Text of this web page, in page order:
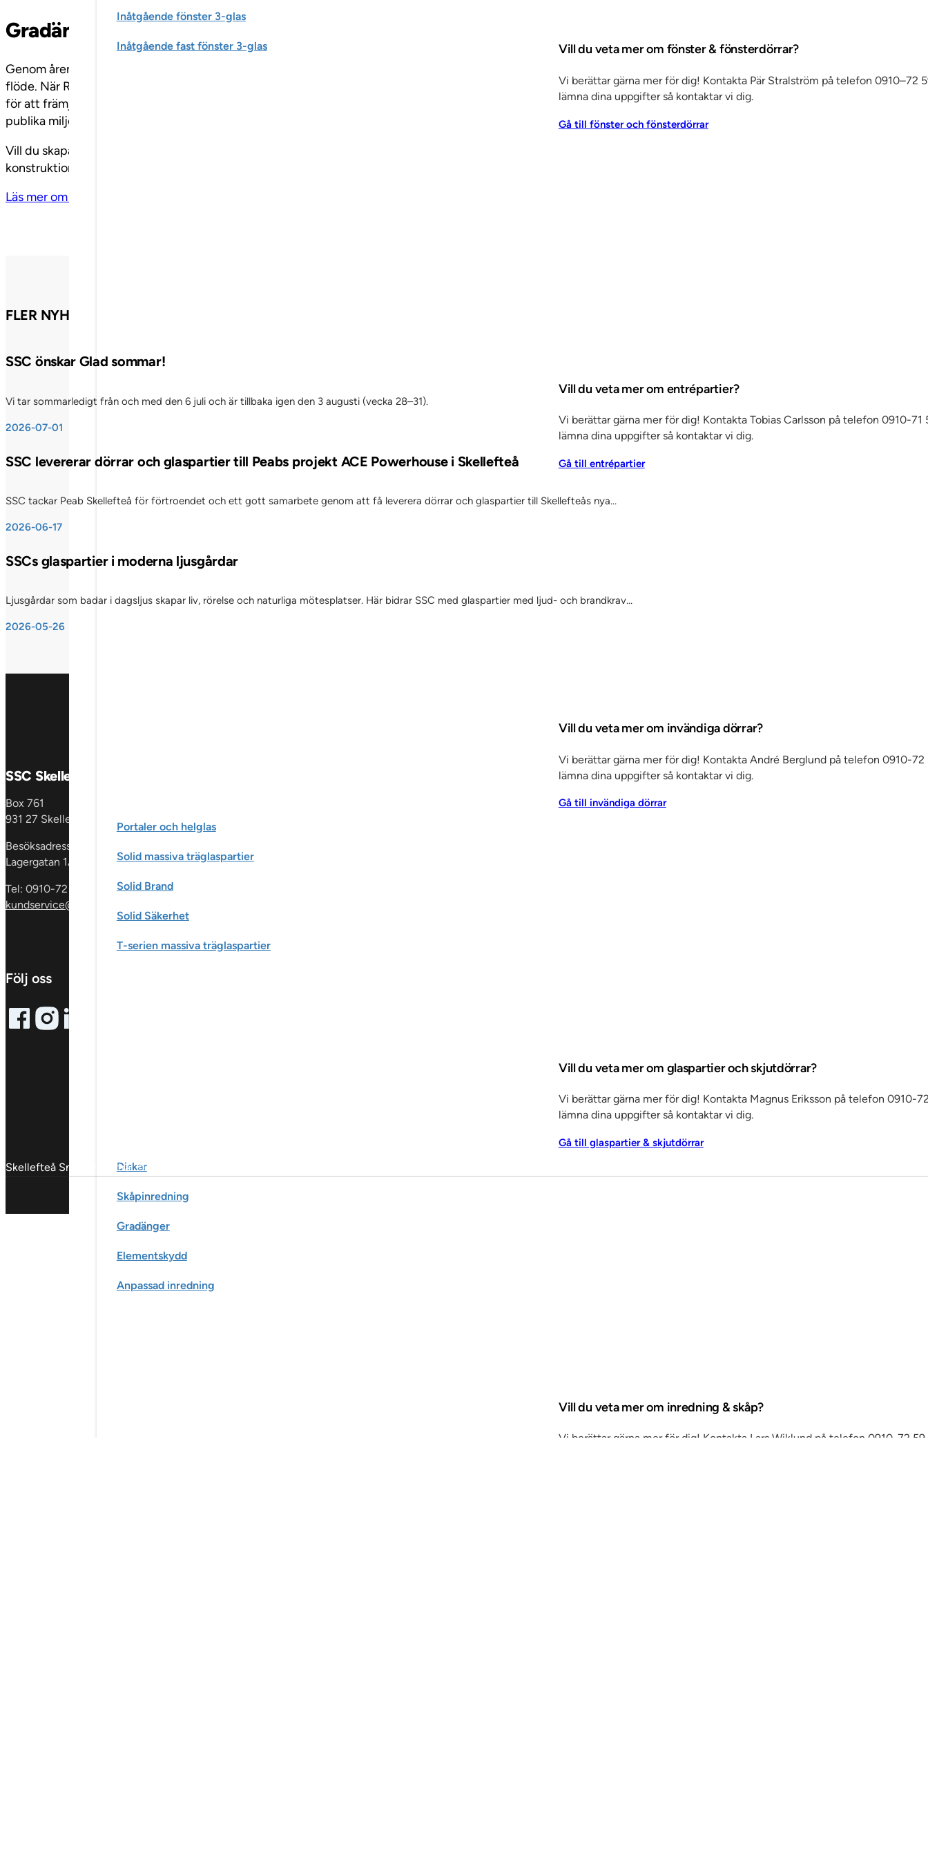
Inåtgående fönster 3-glas
Inåtgående fast fönster 3-glas Vill du veta mer om fönster & fönsterdörrar?
Vi berättar gärna mer för dig! Kontakta Pär Stralström på telefon 0910–72
lämna dina uppgifter så kontaktar vi dig.
Gå till fönster och fönsterdörrar
Vill du veta mer om entrépartier?
Vi berättar gärna mer för dig! Kontakta Tobias Carlsson på telefon 0910-71
lämna dina uppgifter så kontaktar vi dig.
Gå till entrépartier
Vill du veta mer om invändiga dörrar?
Vi berättar gärna mer för dig! Kontakta André Berglund på telefon 0910-72
lämna dina uppgifter så kontaktar vi dig.
Gå till invändiga dörrar
Portaler och helglas
Solid massiva träglaspartier
Solid Brand
Solid Säkerhet
T-serien massiva träglaspartier
Vill du veta mer om glaspartier och skjutdörrar?
Vi berättar gärna mer för dig! Kontakta Magnus Eriksson på telefon 0910-
lämna dina uppgifter så kontaktar vi dig.
Gå till glaspartier & skjutdörrar
Diskar
Skåpinredning
Gradänger
Elementskydd
Anpassad inredning
Vill du veta mer om inredning & skåp?
Vi berättar gärna mer för dig! Kontakta Lars Wiklund på telefon 0910-72
Gradänger i praktiken – från skola till köpcentrum
Genom åren har SSC levererat gradänger till en rad olika projekt – alltid anpassade efter lokalens funktion, arkitektur och
flöde. När Rödabergsskolan i Stockholm byggdes ut blev gradängen en naturlig samlingspunkt i skolans aula, utformad
för att främja både gemenskap och flexibilitet. I Avion köpcentrum i Umeå skapades en inbjudande viloyta mitt i den
publika miljön – en plats där besökare kan slå sig ner, pausa och ta in rummet på ett nytt sätt.
Vill du skapa en plats där människor samlas, trivs och inspireras? Med SSC:s gradänger får du både en funktionell
konstruktion och en stark visuell komponent – skräddarsydd för just din miljö.
Läs mer om SSC gradänger här
FLER NYHETSINLÄGG
SSC önskar Glad sommar!
Vi tar sommarledigt från och med den 6 juli och är tillbaka igen den 3 augusti (vecka 28–31).
2026-07-01
SSC levererar dörrar och glaspartier till Peabs projekt ACE Powerhouse i Skellefteå
SSC tackar Peab Skellefteå för förtroendet och ett gott samarbete genom att få leverera dörrar och glaspartier till Skellefteås nya…
2026-06-17
SSCs glaspartier i moderna ljusgårdar
Ljusgårdar som badar i dagsljus skapar liv, rörelse och naturliga mötesplatser. Här bidrar SSC med glaspartier med ljud- och brandkrav…
2026-05-26
SSC Skellefteå AB
Box 761
931 27 Skellefteå
Besöksadress:
Lagergatan 1A
Tel: 0910-72 59 00
kundservice@sscgroup.se
& skåp
Entreprenadtjänster
Det här är SSC
Följ oss
Follow me on Facebook
Follow me on X
Follow me on LinkedIn
Skellefteå Snickericentral © 2025